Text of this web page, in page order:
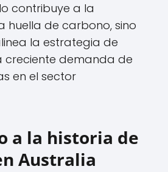
contribuye a la
huella de carbono, sino
la estrategia de
creciente demanda de
en el sector
a la historia de
Australia